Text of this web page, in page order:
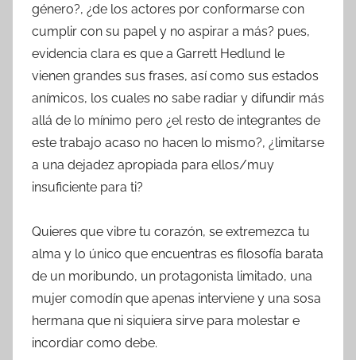
género?, ¿de los actores por conformarse con
cumplir con su papel y no aspirar a más? pues,
evidencia clara es que a Garrett Hedlund le
vienen grandes sus frases, así como sus estados
anímicos, los cuales no sabe radiar y difundir más
allá de lo mínimo pero ¿el resto de integrantes de
este trabajo acaso no hacen lo mismo?, ¿limitarse
a una dejadez apropiada para ellos/muy
insuficiente para ti?
Quieres que vibre tu corazón, se extremezca tu
alma y lo único que encuentras es filosofía barata
de un moribundo, un protagonista limitado, una
mujer comodín que apenas interviene y una sosa
hermana que ni siquiera sirve para molestar e
incordiar como debe.